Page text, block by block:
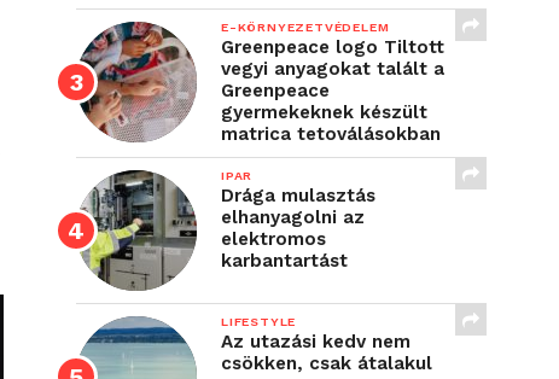
E-KÖRNYEZETVÉDELEM
Greenpeace logo Tiltott
vegyi anyagokat talált a
Greenpeace
gyermekeknek készült
matrica tetoválásokban
IPAR
Drága mulasztás
elhanyagolni az
elektromos
karbantartást
LIFESTYLE
Az utazási kedv nem
csökken, csak átalakul